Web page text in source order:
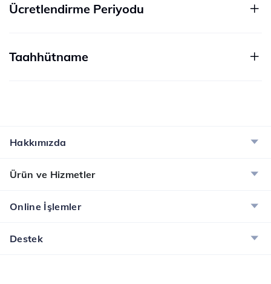
Ücretlendirme Periyodu
Taahhütname
Hakkımızda
Ürün ve Hizmetler
Online İşlemler
Destek